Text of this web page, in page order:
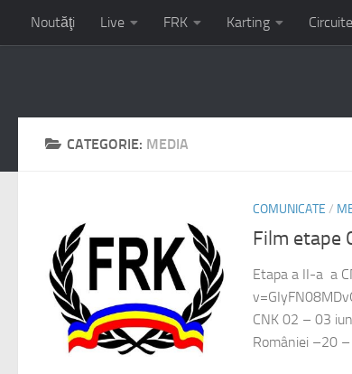
Noutăţi Live FRK Karting Circuite
CATEGORIE: MEDIA
COMUNICATE /
Film etape
Etapa a II-a a
CNK 02 – 03
României –20 –